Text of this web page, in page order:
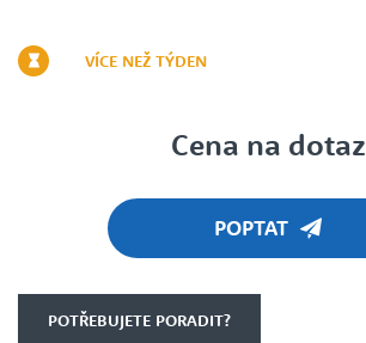
VÍCE NEŽ TÝDEN
Cena na dotaz
POPTAT
POTŘEBUJETE PORADIT?